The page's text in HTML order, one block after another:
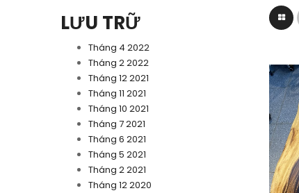
LƯU TRỮ
Tháng 4 2022
Tháng 2 2022
Tháng 12 2021
Tháng 11 2021
Tháng 10 2021
Tháng 7 2021
Tháng 6 2021
Tháng 5 2021
Tháng 2 2021
Tháng 12 2020